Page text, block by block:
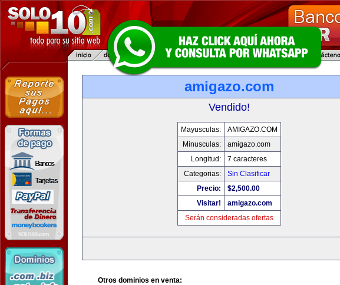
amigazo.com
Vendido!
Mayusculas:
AMIGAZO.COM
Minusculas:
amigazo.com
Longitud:
7 caracteres
Categorias:
Sin Clasificar
Precio:
$2,500.00
Visitar!
amigazo.com
Serán consideradas ofertas
Otros dominios en venta: